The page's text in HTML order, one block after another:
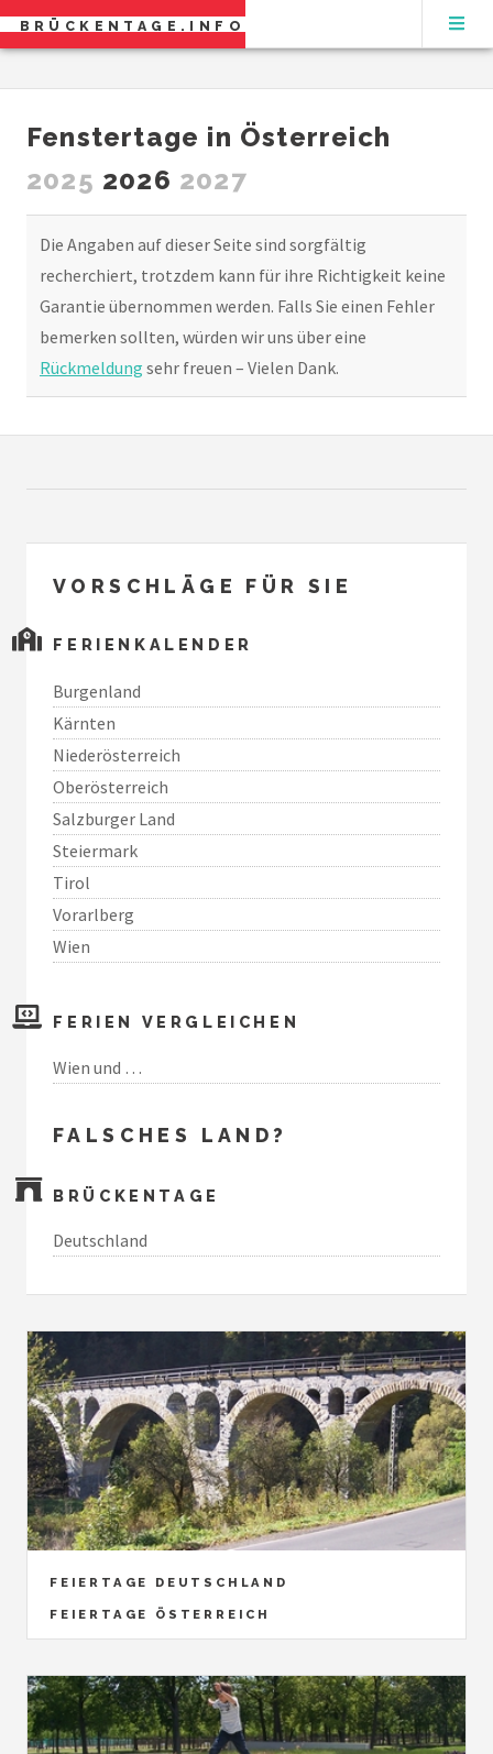
BRÜCKENTAGE.INFO
Fenstertage in Österreich
2025 2026 2027
Die Angaben auf dieser Seite sind sorgfältig
recherchiert, trotzdem kann für ihre Richtigkeit keine
Garantie übernommen werden. Falls Sie einen Fehler
bemerken sollten, würden wir uns über eine
Rückmeldung sehr freuen – Vielen Dank.
VORSCHLÄGE FÜR SIE
FERIENKALENDER
Burgenland
Kärnten
Niederösterreich
Oberösterreich
Salzburger Land
Steiermark
Tirol
Vorarlberg
Wien
FERIEN VERGLEICHEN
Wien und …
FALSCHES LAND?
BRÜCKENTAGE
Deutschland
FEIERTAGE DEUTSCHLAND
FEIERTAGE ÖSTERREICH